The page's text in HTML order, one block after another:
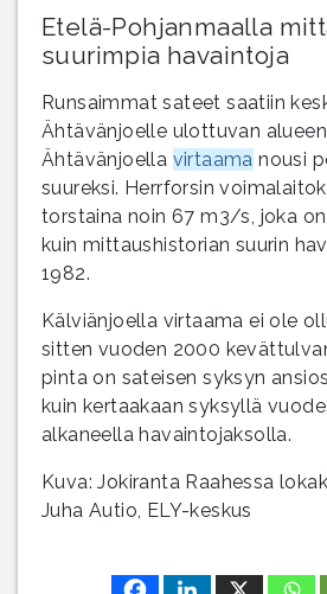
Etelä-Pohjanmaalla
suurimpia havaintoja
Runsaimmat sateet saatiin
Ähtävänjoelle ulottuvan
Ähtävänjoella virtaama nousi
suureksi. Herrforsin
torstaina noin 67 m3/s, joka
kuin mittaushistorian suurin
1982.
Kälviänjoella virtaama ei ole
sitten vuoden 2000
pinta on sateisen syksyn
kuin kertaakaan syksyllä
alkaneella havaintojaksolla.
Kuva: Jokiranta Raahessa
Juha Autio, ELY-keskus